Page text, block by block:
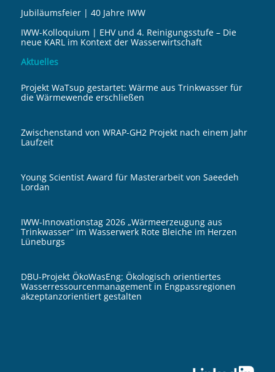
Jubiläumsfeier | 40 Jahre IWW
IWW-Kolloquium | EHV und 4. Reinigungsstufe – Die
neue KARL im Kontext der Wasserwirtschaft
Aktuelles
Projekt WaTsup gestartet: Wärme aus Trinkwasser für
die Wärmewende erschließen
Zwischenstand von WRAP-GH2 Projekt nach einem Jahr
Laufzeit
Young Scientist Award für Masterarbeit von Saeedeh
Lordan
IWW-Innovationstag 2026 „Wärmeerzeugung aus
Trinkwasser“ im Wasserwerk Rote Bleiche im Herzen
Lüneburgs
DBU-Projekt ÖkoWasEng: Ökologisch orientiertes
Wasserressourcenmanagement in Engpassregionen
akzeptanzorientiert gestalten